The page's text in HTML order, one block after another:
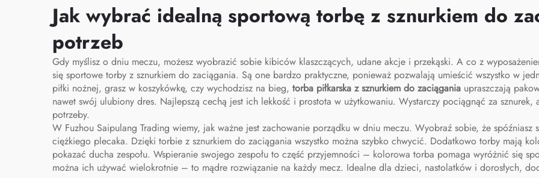
koszykówki i piłki
nożnej, torba podróżna
na buty
Jak wybrać idealną sportową torbę z sznurkiem do
potrzeb
Gdy myślisz o dniu meczu, możesz wyobrazić sobie kibiców klaszczących, udane akcje i przekąski. A co z
się sportowe torby z sznurkiem do zaciągania. Są one bardzo praktyczne, ponieważ pozwalają umieścić wszystko w
piłki nożnej, grasz w koszykówkę, czy wychodzisz na bieg, torba piłkarska z sznurkiem do zaciągania upraszczają
nawet swój ulubiony dres. Najlepszą cechą jest ich lekkość i prostota w użytkowaniu. Wystarczy pociągnąć za
potrzeby.
W Fuzhou Saipulang Trading wiemy, jak ważne jest zachowanie porządku w dniu meczu. Wyobraź sobie, że
ciężkiego plecaka. Dzięki torbie z sznurkiem do zaciągania wszystko można szybko chwycić. Dodatkowo torby mają
pokazać ducha zespołu. Wspieranie swojego zespołu to część przyjemności – kolorowa torba pomaga wyróżnić się
można ich używać wielokrotnie – to mądre rozwiązanie na każdy mecz. Idealne dla dzieci, nastolatków i dorosłych,